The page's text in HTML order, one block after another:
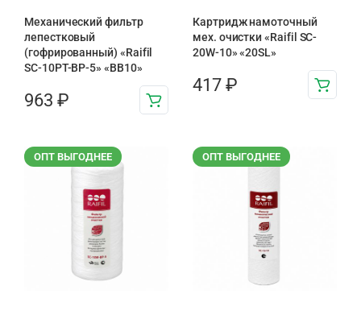
Механический фильтр
лепестковый
(гофрированный) «Raifil
SC-10PT-ВР-5» «BB10»
963 ₽
Картридж намоточный
мех. очистки «Raifil SC-
20W-10» «20SL»
417 ₽
ОПТ ВЫГОДНЕЕ ОПТ ВЫГОДНЕЕ